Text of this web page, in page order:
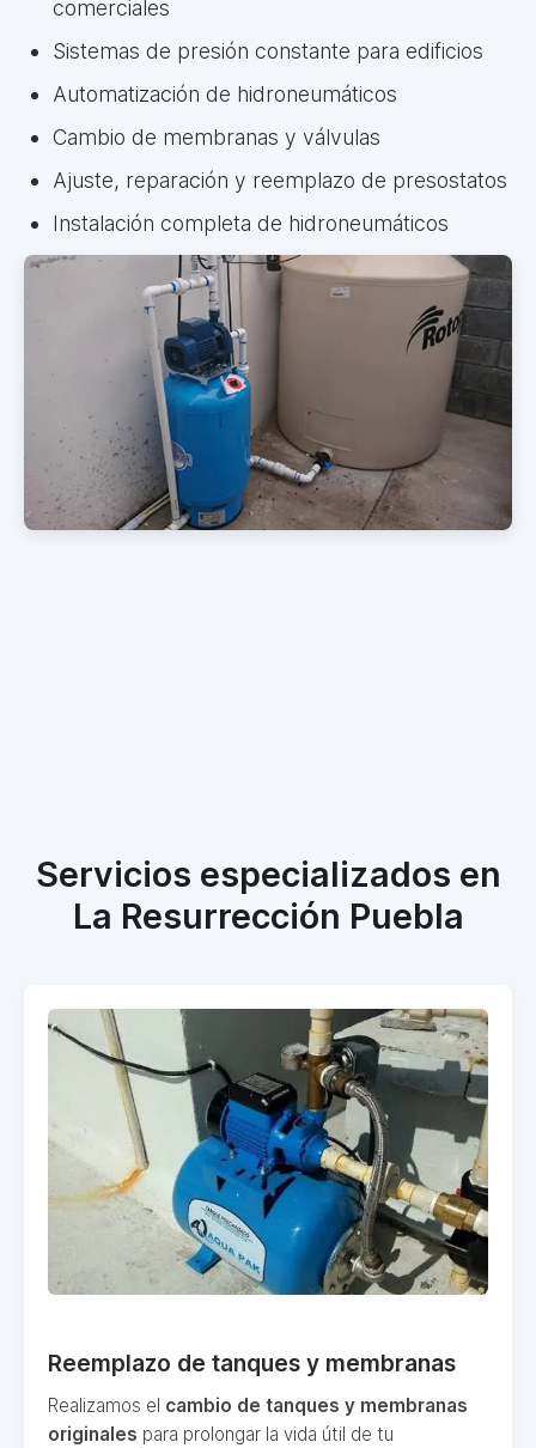
comerciales
Sistemas de presión constante para edificios
Automatización de hidroneumáticos
Cambio de membranas y válvulas
Ajuste, reparación y reemplazo de presostatos
Instalación completa de hidroneumáticos
Servicios especializados en
La Resurrección Puebla
Reemplazo de tanques y membranas
Realizamos el cambio de tanques y membranas
originales para prolongar la vida útil de tu